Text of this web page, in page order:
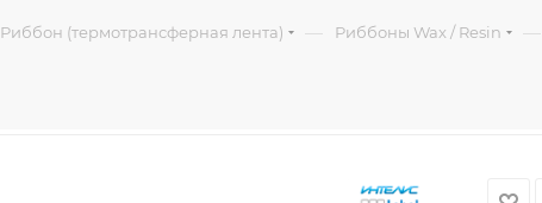
Риббон (термотрансферная лента) — Риббоны Wax / Resin —